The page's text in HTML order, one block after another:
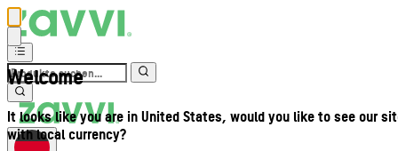
Welcome
It looks like you are in United States, would you like to see our
with local currency?